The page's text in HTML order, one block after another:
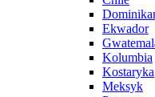
Ekwador
Kolumbia
Kostaryka
Meksyk